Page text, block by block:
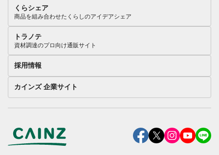
くらシェア
商品を組み合わせたくらしのアイデアシェア
トラノテ
資材調達のプロ向け通販サイト
採用情報
カインズ 企業サイト